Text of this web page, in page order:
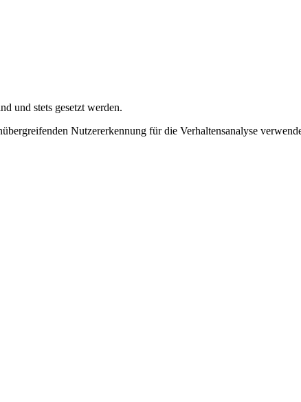
und stets gesetzt werden.
Nutzererkennung für die Verhaltensanalyse